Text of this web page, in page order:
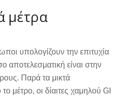
μέτρα
υπολογίζουν την επιτυχία
αποτελεσματική είναι στην
Παρά τα μικτά
μέτρο, οι δίαιτες χαμηλού GI